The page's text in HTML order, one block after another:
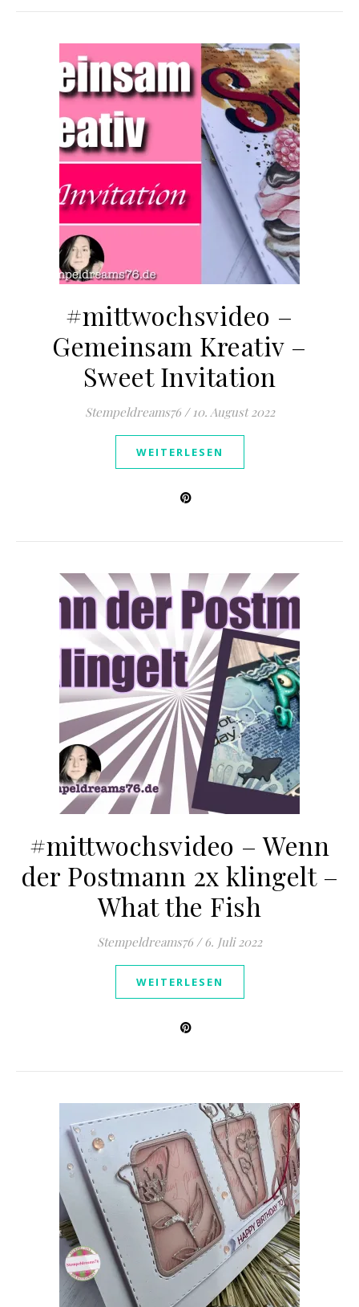
#mittwochsvideo –
Gemeinsam Kreativ –
Sweet Invitation
Stempeldreams76 / 10. August 2022
WEITERLESEN
#mittwochsvideo – Wenn
der Postmann 2x klingelt –
What the Fish
Stempeldreams76 / 6. Juli 2022
WEITERLESEN